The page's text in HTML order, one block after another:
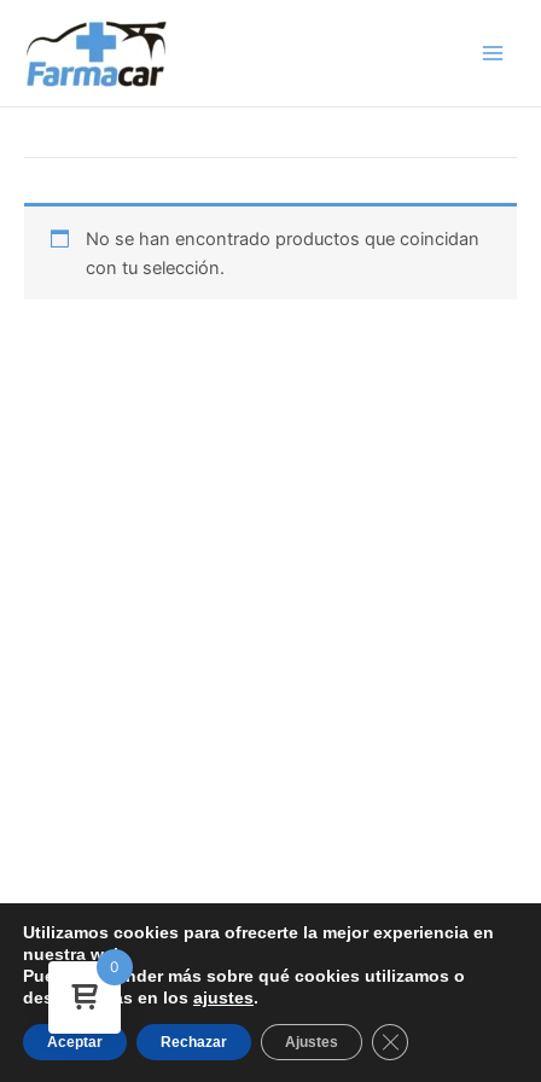
contenido
No se han encontrado productos que coincidan
con tu selección.
Aviso Legal y términos y condiciones-Política de Cookies-Política de
devoluciones y reembolsos-Política de Privacidad
Copyright © 2026 FARMACAR | Sitio web desarrollado por
Utilizamos cookies para ofrecerte la mejor experiencia en
nuestra web.
Puedes aprender más sobre qué cookies utilizamos o
desactivarlas en los ajustes.
Aceptar Rechazar Ajustes Cerrar el banner
0